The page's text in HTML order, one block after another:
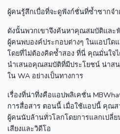
ผู้คนรู้สึกเบื่อที่จะดูฟังก์ชั่นที่ซ้ำซากจำ
ดังนั้นพวกเขาจึงค้นหาคุณสมบัติและ
ผู้คนพบองค์ประกอบต่างๆ ในแอปใด
โดยที่ไม่ต้องคิดซ้ำสอง ที่นี่ คุณมั่นใจไ
นำเสนอคุณสมบัติที่มีประโยชน์ น่าสน
ใน WA อย่างเป็นทางการ
เรื่องที่น่าทึ่งคือแอปพลิเคชั่น
การสื่อสาร ตอนนี้ เมื่อใช้แอปนี้ คุณส
ผู้คนนับล้านทั่วโลกโดยการแลกเปลี่
เสียงและวิดีโอ